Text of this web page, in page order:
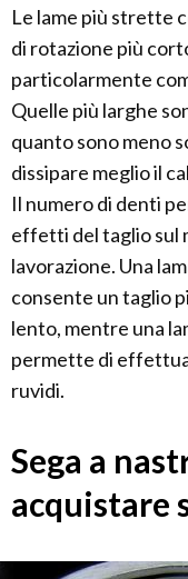
Le lame più strette
di rotazione più
particolarmente
Quelle più larghe
quanto sono meno
dissipare meglio il
Il numero di denti
effetti del taglio sul
lavorazione. Una
consente un taglio
lento, mentre una
permette di
ruvidi.
Sega a
acquistare